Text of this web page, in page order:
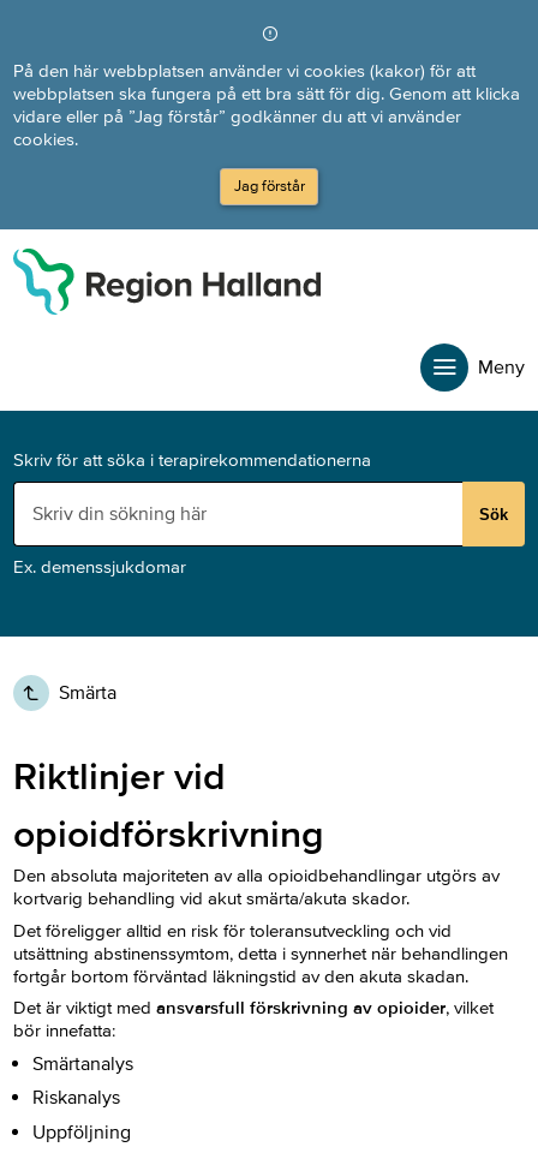
På den här webbplatsen använder vi cookies (kakor) för att
webbplatsen ska fungera på ett bra sätt för dig. Genom att klicka
vidare eller på ”Jag förstår” godkänner du att vi använder
cookies.
Jag förstår
Meny
Skriv för att söka i terapirekommendationerna
Sök
Ex. demenssjukdomar
Smärta
Riktlinjer vid
opioidförskrivning
Den absoluta majoriteten av alla opioidbehandlingar utgörs av
kortvarig behandling vid akut smärta/akuta skador.
Det föreligger alltid en risk för toleransutveckling och vid
utsättning abstinenssymtom, detta i synnerhet när behandlingen
fortgår bortom förväntad läkningstid av den akuta skadan.
Det är viktigt medansvarsfull förskrivning av opioider, vilket
bör innefatta:
Smärtanalys
Riskanalys
Uppföljning